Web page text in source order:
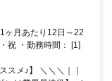
ヶ月あたり12日～22
祝 ・勤務時間： [1]
スメ♪】 ＼＼＼｜｜